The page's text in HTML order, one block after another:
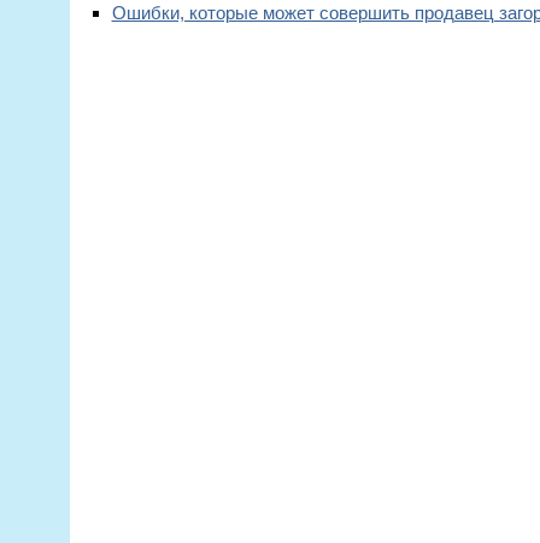
Ошибки, которые может совершить продавец